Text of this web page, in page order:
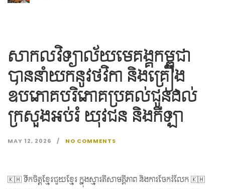
សាកលវិទ្យាល័យមេគង្គកម្ពុជា
បាននាំយកនូវថវិកា និងគ្រឿង
ឧបភោគបរិភោគប្រគល់ជូនដល់
ក្រសួងអប់រំ យុវជន និងកីឡា
MAY 12, 2026 NO COMMENTS
🇰🇭 ទឹកចិត្តខ្មែរជួយខ្មែរ ក្នុងស្មារតីសាមគ្គីភាព និងការចែករំលែក 🇰🇭